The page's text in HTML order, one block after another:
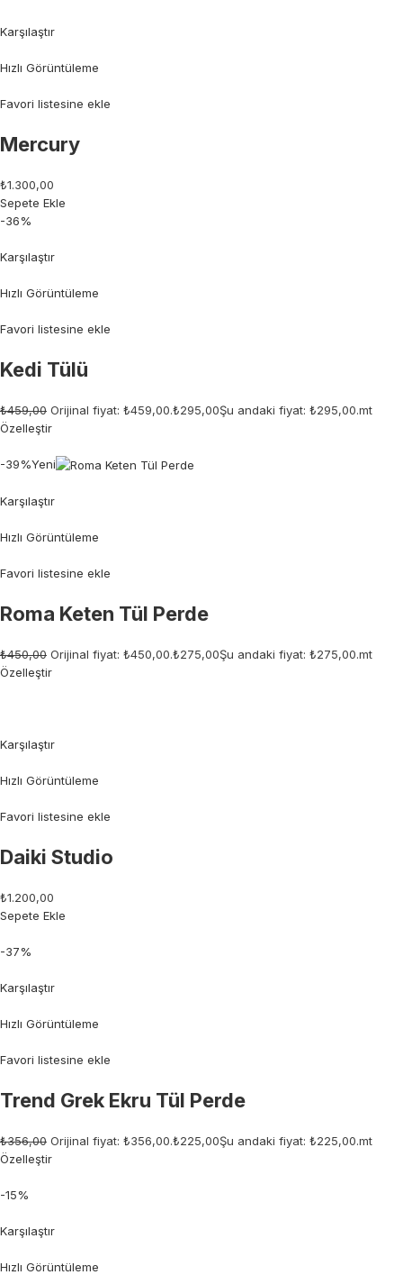
Karşılaştır
Hızlı Görüntüleme
Favori listesine ekle
Mercury
₺1.300,00
Sepete Ekle
-36%
Karşılaştır
Hızlı Görüntüleme
Favori listesine ekle
Kedi Tülü
₺459,00 Orijinal fiyat: ₺459,00.₺295,00Şu andaki fiyat: ₺295,00.mt
Özelleştir
-39%Yeni
Karşılaştır
Hızlı Görüntüleme
Favori listesine ekle
Roma Keten Tül Perde
₺450,00 Orijinal fiyat: ₺450,00.₺275,00Şu andaki fiyat: ₺275,00.mt
Özelleştir
Karşılaştır
Hızlı Görüntüleme
Favori listesine ekle
Daiki Studio
₺1.200,00
Sepete Ekle
-37%
Karşılaştır
Hızlı Görüntüleme
Favori listesine ekle
Trend Grek Ekru Tül Perde
₺356,00 Orijinal fiyat: ₺356,00.₺225,00Şu andaki fiyat: ₺225,00.mt
Özelleştir
-15%
Karşılaştır
Hızlı Görüntüleme